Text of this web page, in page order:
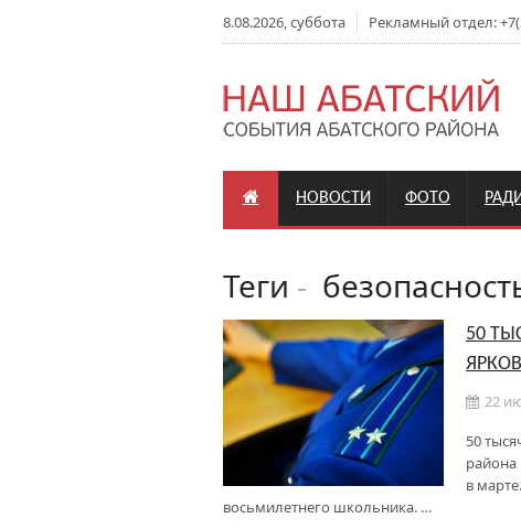
8.08.2026, суббота Рекламный отдел:
НОВОСТИ ФОТО
Теги -
50
22
50
в
восьмилетнего школьника. …